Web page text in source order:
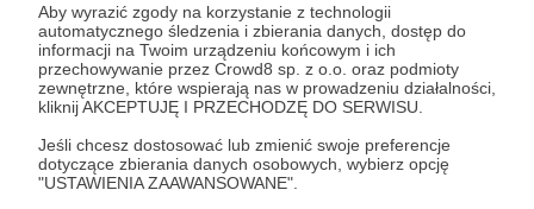
Aby wyrazić zgody na korzystanie z technologii
automatycznego śledzenia i zbierania danych, dostęp do
informacji na Twoim urządzeniu końcowym i ich
przechowywanie przez Crowd8 sp. z o.o. oraz podmioty
zewnętrzne, które wspierają nas w prowadzeniu działalności,
kliknij AKCEPTUJĘ I PRZECHODZĘ DO SERWISU.
Jeśli chcesz dostosować lub zmienić swoje preferencje
dotyczące zbierania danych osobowych, wybierz opcję
"USTAWIENIA ZAAWANSOWANE".
miniwideoesej
Udostępnij